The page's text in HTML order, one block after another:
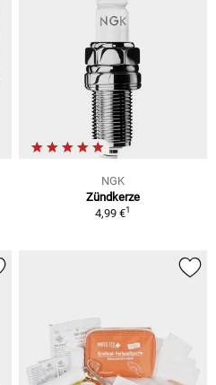
NGK
Zündkerze
4,99 €1